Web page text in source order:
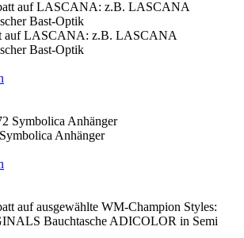
auf LASCANA: z.B. LASCANA
Bast-Optik
Anhänger